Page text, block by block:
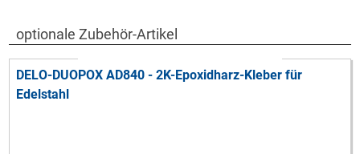
optionale Zubehör-Artikel
DELO-DUOPOX AD840 - 2K-Epoxidharz-Kleber für
Edelstahl